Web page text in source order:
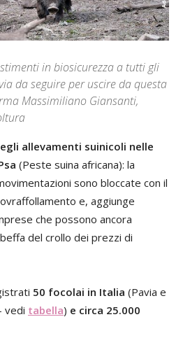
in biosicurezza a tutti gli
da seguire per uscire da questa
Massimiliano Giansanti,
allevamenti suinicoli nelle
(Peste suina africana): la
sono bloccate con il
e, aggiunge
che possono ancora
del crollo dei prezzi di
50 focolai in Italia (Pavia e
vedi tabella) e circa 25.000